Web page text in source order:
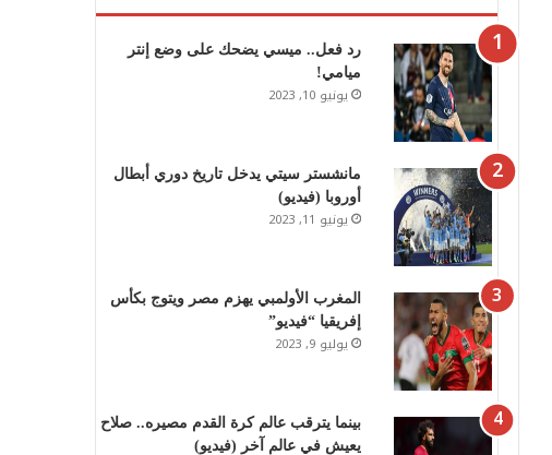
رد فعل.. ميسي يضحك على وضع إنتر
ميامي!
يونيو 10, 2023
مانشستر سيتي يدخل تاريخ دوري أبطال
أوروبا (فيديو)
يونيو 11, 2023
المغرب الأولمبي يهزم مصر ويتوج بكأس
إفريقيا “فيديو”
يوليو 9, 2023
بينما يترقب عالم كرة القدم مصيره.. صلاح
يعيش في عالم آخر (فيديو)